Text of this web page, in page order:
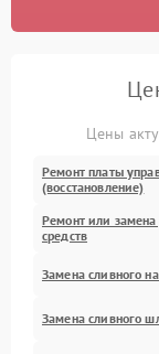
Цены
Ремонт платы
(восстановление)
Ремонт или
средств
Замена сливного
Замена сливного